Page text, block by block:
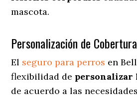
mascota.
Personalización de
El seguro para perros en
flexibilidad de personalizar
de acuerdo a las